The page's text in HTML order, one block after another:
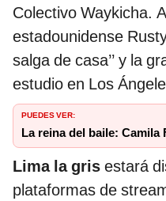
Colectivo Waykicha.
estadounidense
salga de casa’’ y la
estudio en Los
PUEDES VER:
La reina del baile: Camila
Lima la gris estará
plataformas de